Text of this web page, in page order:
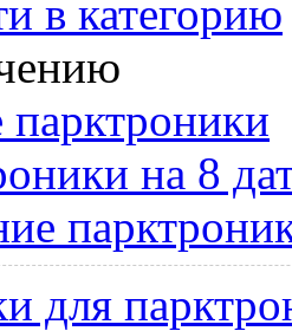
в категорию
парктроники
на 8
для